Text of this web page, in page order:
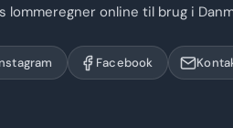
lommeregner online til brug i
Facebook